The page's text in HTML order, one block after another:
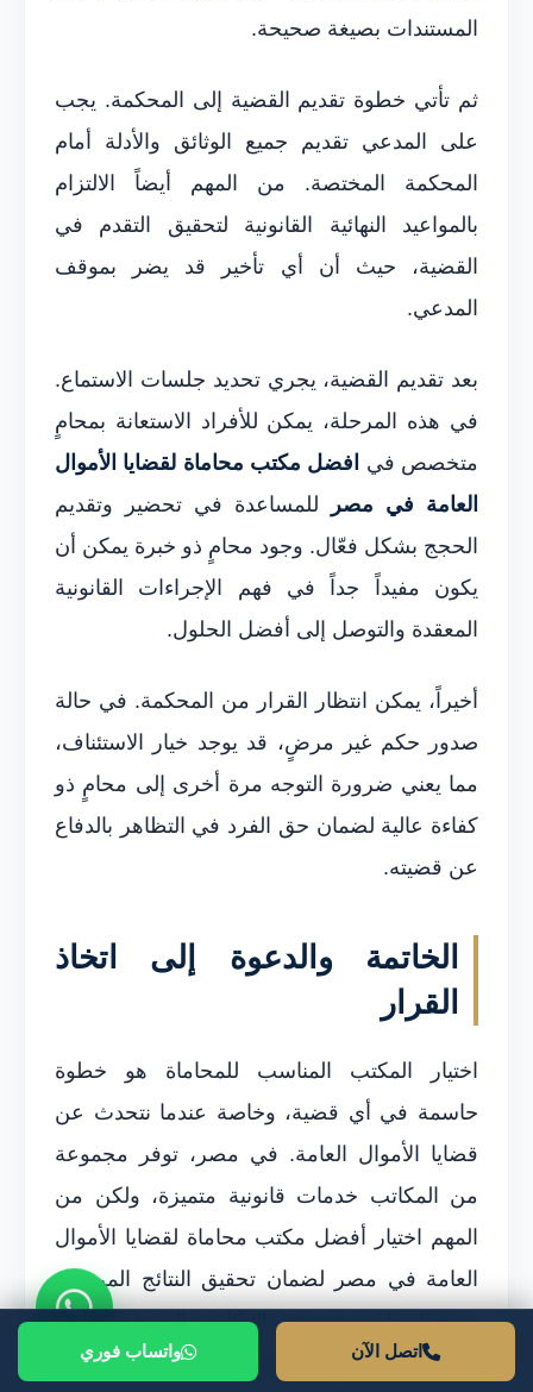
المستندات بصيغة صحيحة.
ثم تأتي خطوة تقديم القضية إلى المحكمة. يجب
على المدعي تقديم جميع الوثائق والأدلة أمام
المحكمة المختصة. من المهم أيضاً الالتزام
بالمواعيد النهائية القانونية لتحقيق التقدم في
القضية، حيث أن أي تأخير قد يضر بموقف
المدعي.
بعد تقديم القضية، يجري تحديد جلسات الاستماع.
في هذه المرحلة، يمكن للأفراد الاستعانة بمحامٍ
متخصص في افضل مكتب محاماة لقضايا الأموال
العامة في مصر
للمساعدة في تحضير وتقديم
الحجج بشكل فعّال. وجود محامٍ ذو خبرة يمكن أن
يكون مفيداً جداً في فهم الإجراءات القانونية
المعقدة والتوصل إلى أفضل الحلول.
أخيراً، يمكن انتظار القرار من المحكمة. في حالة
صدور حكم غير مرضٍ، قد يوجد خيار الاستئناف،
مما يعني ضرورة التوجه مرة أخرى إلى محامٍ ذو
كفاءة عالية لضمان حق الفرد في التظاهر بالدفاع
عن قضيته.
الخاتمة والدعوة إلى اتخاذ
القرار
اختيار المكتب المناسب للمحاماة هو خطوة
حاسمة في أي قضية، وخاصة عندما نتحدث عن
قضايا الأموال العامة. في مصر، توفر مجموعة
من المكاتب خدمات قانونية متميزة، ولكن من
المهم اختيار أفضل مكتب محاماة لقضايا الأموال
العامة في مصر لضمان تحقيق النتائج المرجوة.
يتمتع المحامون في هذه المكاتب بالخبرة والكفاءة
اللازمة للتعامل مع تعقيدات مثل هذه القضايا، مما
اتصل الآن واتساب فوري